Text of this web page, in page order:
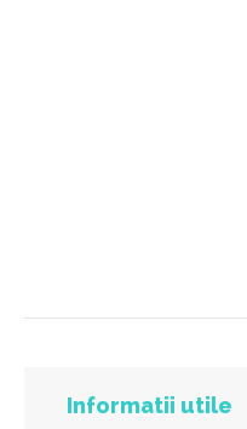
Informatii utile